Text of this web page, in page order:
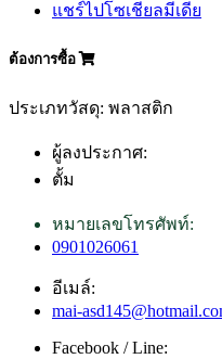
แชร์ไปโซเชียลมีเดีย
ต้องการซื้อ
ประเภทวัสดุ: พลาสติก
ผู้ลงประกาศ:
ตั้ม
หมายเลขโทรศัพท์:
0901026061
อีเมล์:
mai-
Facebook / Line: